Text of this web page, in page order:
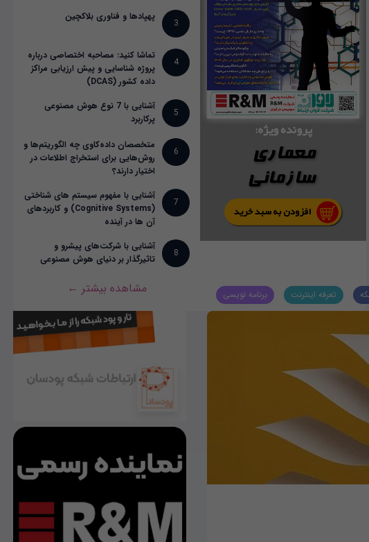
3
پهپادها و فناوری بلاکچین
4
تماشا کنید: مصاحبه اختصاصی درباره
پروژه شناسایی و پیش ارزیابی مراکز
داده کشور (DCAS)
5
آشنایی با 7 نوع هوش مصنوعی
پرکاربرد
6
متخصصان داده‌کاوی چه الگوریتم‌ها و
روش‌هایی برای استخراج اطلاعات در
اختیار دارند؟
7
آشنایی با مفهوم سیستم های شناختی
(Cognitive Systems) و کاربردهای
آن ها در آینده
8
آشنایی با شرکت‌های پیشرو و
تاثیرگذار بر دنیای هوش مصنوعی
مشاهده بیشتر ← تعرفه اینترنت برنامه نویسی